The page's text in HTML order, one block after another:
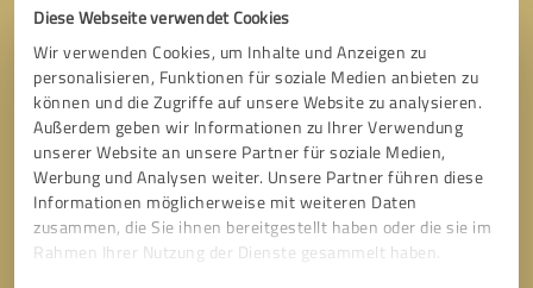
Diese Webseite verwendet Cookies
Wir verwenden Cookies, um Inhalte und Anzeigen zu
personalisieren, Funktionen für soziale Medien anbieten zu
können und die Zugriffe auf unsere Website zu analysieren.
Außerdem geben wir Informationen zu Ihrer Verwendung
unserer Website an unsere Partner für soziale Medien,
Werbung und Analysen weiter. Unsere Partner führen diese
Informationen möglicherweise mit weiteren Daten
zusammen, die Sie ihnen bereitgestellt haben oder die sie im
Rahmen Ihrer Nutzung der Dienste gesammelt haben.